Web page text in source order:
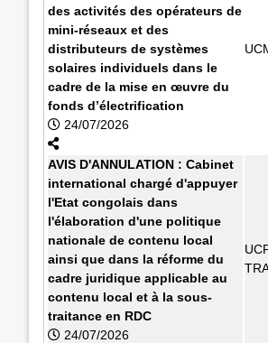
des activités des opérateurs de
mini-réseaux et des
distributeurs de systèmes
solaires individuels dans le
cadre de la mise en œuvre du
fonds d’électrification
24/07/2026
AVIS D'ANNULATION : Cabinet
international chargé d'appuyer
l'Etat congolais dans
l'élaboration d'une politique
nationale de contenu local
ainsi que dans la réforme du
cadre juridique applicable au
contenu local et à la sous-
traitance en RDC
24/07/2026